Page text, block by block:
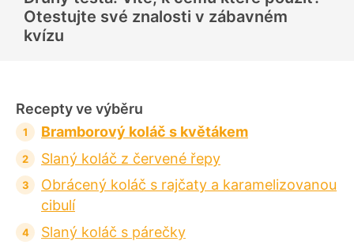
o
c
e
n
Otestujte své znalosti v zábavném
kvízu
Recepty ve výběru
Bramborový koláč s květákem
Slaný koláč z červené řepy
Obrácený koláč s rajčaty a karamelizovanou
cibulí
Slaný koláč s párečky